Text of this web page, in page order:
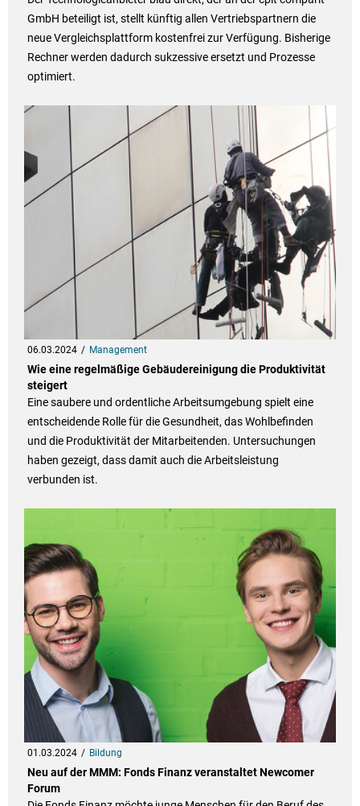
GmbH beteiligt ist, stellt künftig allen Vertriebspartnern die
neue Vergleichsplattform kostenfrei zur Verfügung. Bisherige
Rechner werden dadurch sukzessive ersetzt und Prozesse
optimiert.
06.03.2024 Management
Wie eine regelmäßige Gebäudereinigung die Produktivität
steigert
Eine saubere und ordentliche Arbeitsumgebung spielt eine
entscheidende Rolle für die Gesundheit, das Wohlbefinden
und die Produktivität der Mitarbeitenden. Untersuchungen
haben gezeigt, dass damit auch die Arbeitsleistung
verbunden ist.
01.03.2024 Bildung
Neu auf der MMM: Fonds Finanz veranstaltet Newcomer
Forum